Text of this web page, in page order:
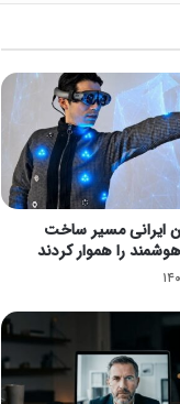
ایرانی مسیر ساخت
را هموار کردند